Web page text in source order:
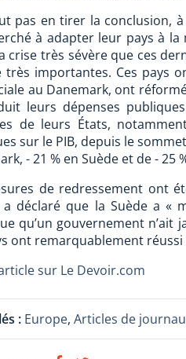
pas en tirer la conclusion,
à adapter leur pays à
crise très sévère que ces
très importantes. Ces pays
au Danemark, ont
leurs dépenses
de leurs États,
sur le PIB, depuis le
- 21 % en Suède et de - 25
de redressement ont
a déclaré que la Suède a «
qu’un gouvernement n’ait
ont remarquablement
sur Le Devoir.com
: Europe, Articles de